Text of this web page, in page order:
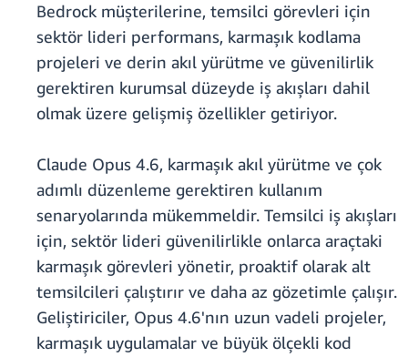
Bedrock müşterilerine, temsilci görevleri için
sektör lideri performans, karmaşık kodlama
projeleri ve derin akıl yürütme ve güvenilirlik
gerektiren kurumsal düzeyde iş akışları dahil
olmak üzere gelişmiş özellikler getiriyor.
Claude Opus 4.6, karmaşık akıl yürütme ve çok
adımlı düzenleme gerektiren kullanım
senaryolarında mükemmeldir. Temsilci iş akışları
için, sektör lideri güvenilirlikle onlarca araçtaki
karmaşık görevleri yönetir, proaktif olarak alt
temsilcileri çalıştırır ve daha az gözetimle çalışır.
Geliştiriciler, Opus 4.6'nın uzun vadeli projeler,
karmaşık uygulamalar ve büyük ölçekli kod